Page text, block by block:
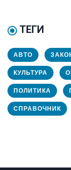
ТЕГИ
АВТО
КУЛЬТУРА
ПОЛИТИКА
СПРАВОЧНИК